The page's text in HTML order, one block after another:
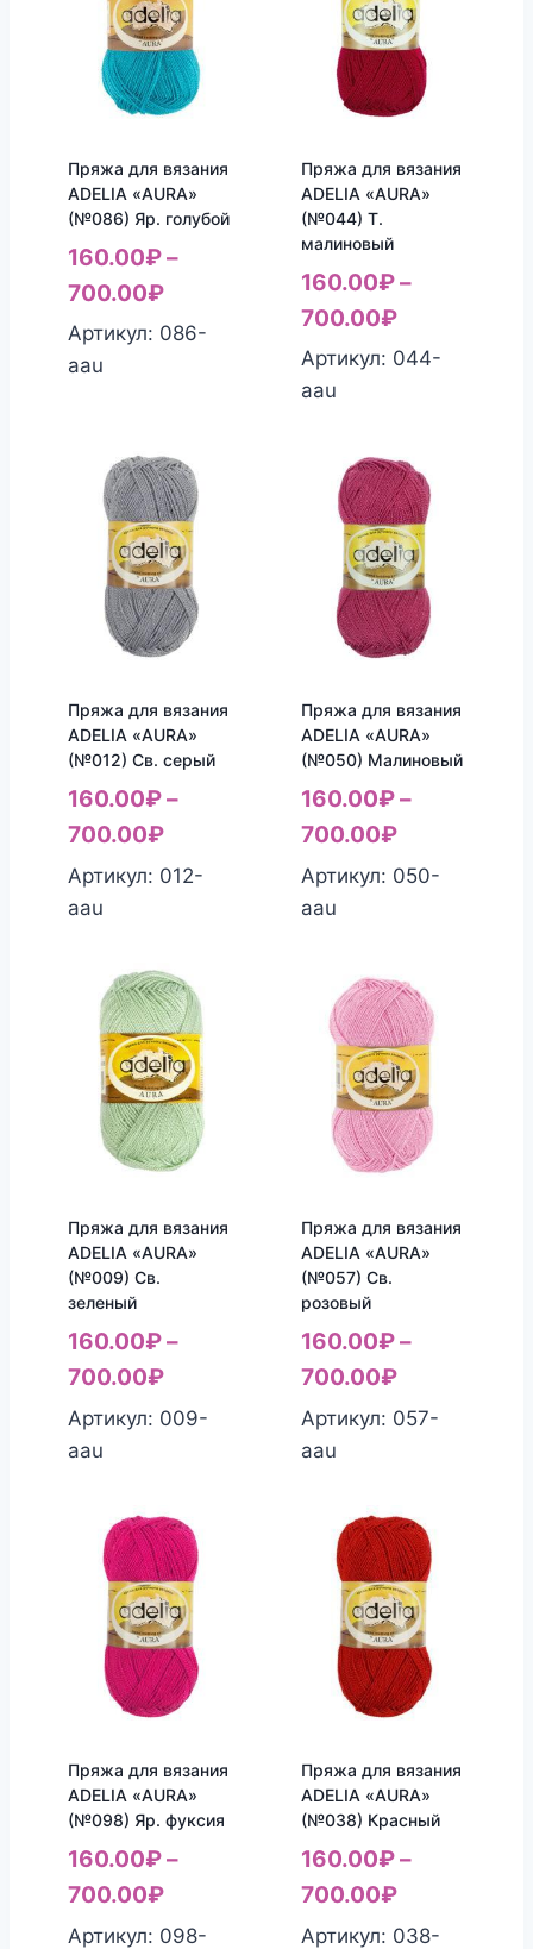
Пряжа для вязания
ADELIA «AURA»
(№086) Яр. голубой
160.00₽–
700.00₽
Артикул: 086-
aau
Пряжа для вязания
ADELIA «AURA»
(№044) Т.
малиновый
160.00₽–
700.00₽
Артикул: 044-
aau
Пряжа для вязания
ADELIA «AURA»
(№012) Св. серый
160.00₽–
700.00₽
Артикул: 012-
aau
Пряжа для вязания
ADELIA «AURA»
(№050) Малиновый
160.00₽–
700.00₽
Артикул: 050-
aau
Пряжа для вязания
ADELIA «AURA»
(№009) Св.
зеленый
160.00₽–
700.00₽
Артикул: 009-
aau
Пряжа для вязания
ADELIA «AURA»
(№057) Св.
розовый
160.00₽–
700.00₽
Артикул: 057-
aau
Пряжа для вязания
ADELIA «AURA»
(№098) Яр. фуксия
160.00₽–
700.00₽
Артикул: 098-
Пряжа для вязания
ADELIA «AURA»
(№038) Красный
160.00₽–
700.00₽
Артикул: 038-